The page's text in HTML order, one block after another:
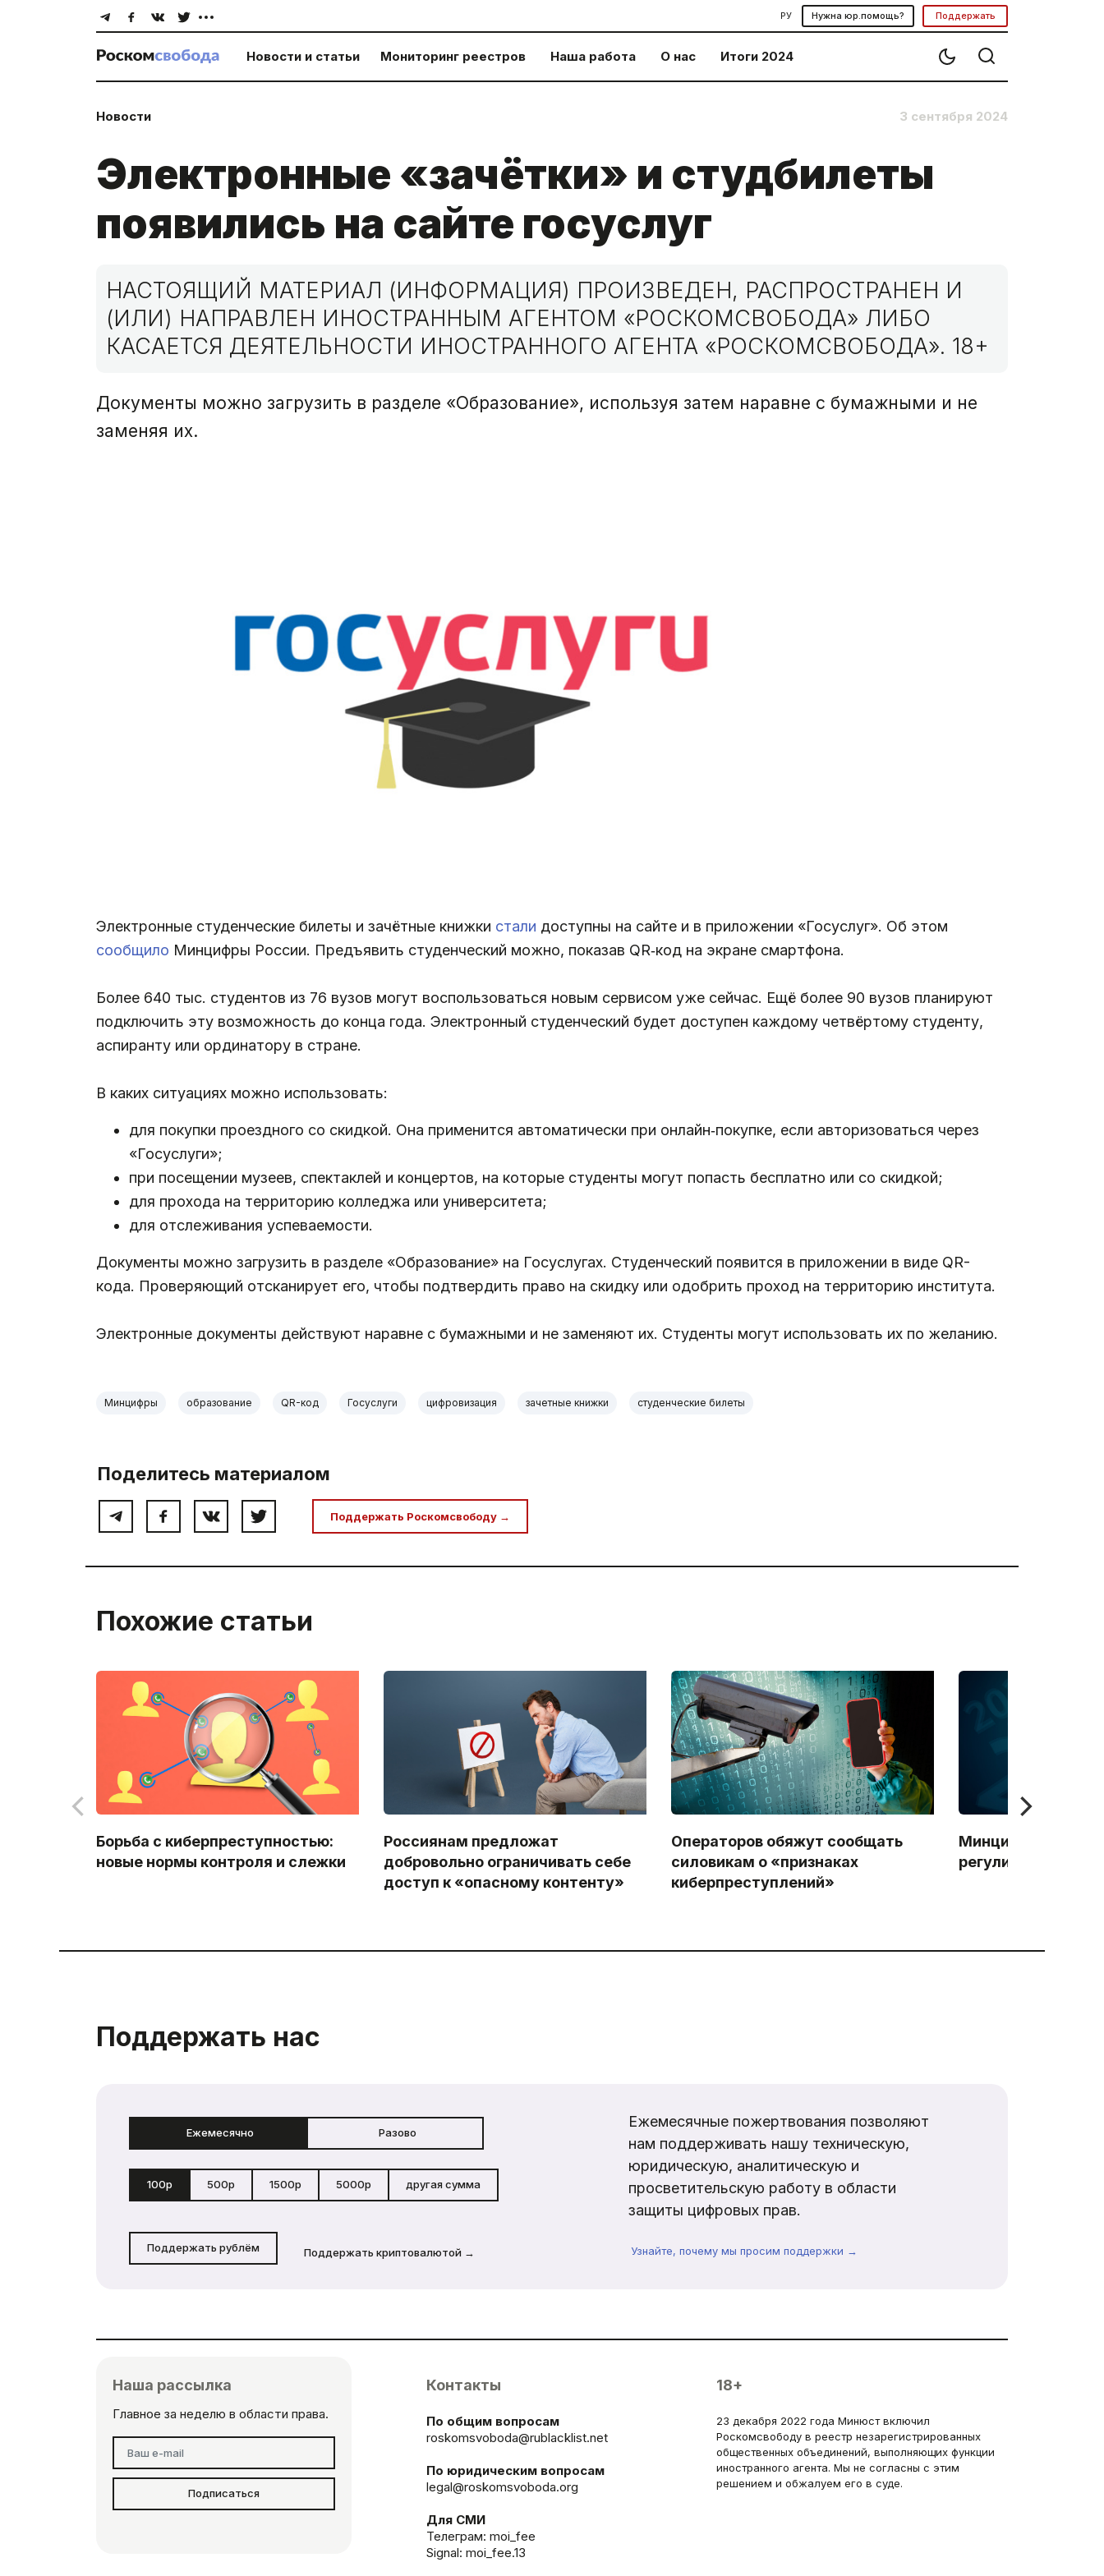
РУ Нужна юр.помощь? Поддержать
Новости и статьи Мониторинг реестров Наша работа О нас Итоги 2024
Новости 3 сентября 2024
Электронные «зачётки» и студбилеты
появились на сайте госуслуг
НАСТОЯЩИЙ МАТЕРИАЛ (ИНФОРМАЦИЯ) ПРОИЗВЕДЕН, РАСПРОСТРАНЕН И
(ИЛИ) НАПРАВЛЕН ИНОСТРАННЫМ АГЕНТОМ «РОСКОМСВОБОДА» ЛИБО
КАСАЕТСЯ ДЕЯТЕЛЬНОСТИ ИНОСТРАННОГО АГЕНТА «РОСКОМСВОБОДА». 18+
Документы можно загрузить в разделе «Образование», используя затем наравне с бумажными и не
заменяя их.
Электронные студенческие билеты и зачётные книжки стали доступны на сайте и в приложении «Госуслуг». Об этом
сообщило Минцифры России. Предъявить студенческий можно, показав QR‑код на экране смартфона.
Более 640 тыс. студентов из 76 вузов могут воспользоваться новым сервисом уже сейчас. Ещё более 90 вузов планируют
подключить эту возможность до конца года. Электронный студенческий будет доступен каждому четвёртому студенту,
аспиранту или ординатору в стране.
В каких ситуациях можно использовать:
для покупки проездного со скидкой. Она применится автоматически при онлайн‑покупке, если авторизоваться через
«Госуслуги»;
при посещении музеев, спектаклей и концертов, на которые студенты могут попасть бесплатно или со скидкой;
для прохода на территорию колледжа или университета;
для отслеживания успеваемости.
Документы можно загрузить в разделе «Образование» на Госуслугах. Студенческий появится в приложении в виде QR-
кода. Проверяющий отсканирует его, чтобы подтвердить право на скидку или одобрить проход на территорию института.
Электронные документы действуют наравне с бумажными и не заменяют их. Студенты могут использовать их по желанию.
Минцифры образование QR-код Госуслуги цифровизация зачетные книжки студенческие билеты
Поделитесь материалом
Поддержать Роскомсвободу →
Похожие статьи
Борьба с киберпреступностью:
новые нормы контроля и слежки
Россиянам предложат
добровольно ограничивать себе
доступ к «опасному контенту»
Операторов обяжут сообщать
силовикам о «признаках
киберпреступлений»
Минцифры
регулирования
Поддержать нас
Ежемесячно Разово
100р 500р 1500р 5000р другая сумма
Поддержать рублём Поддержать криптовалютой →
Ежемесячные пожертвования позволяют
нам поддерживать нашу техническую,
юридическую, аналитическую и
просветительскую работу в области
защиты цифровых прав.
Узнайте, почему мы просим поддержки →
Наша рассылка
Главное за неделю в области права.
Подписаться
Контакты
По общим вопросам
roskomsvoboda@rublacklist.net
По юридическим вопросам
legal@roskomsvoboda.org
Для СМИ
Телеграм: moi_fee
Signal: moi_fee.13
18+
23 декабря 2022 года Минюст включил
Роскомсвободу в реестр незарегистрированных
общественных объединений, выполняющих функции
иностранного агента. Мы не согласны с этим
решением и обжалуем его в суде.